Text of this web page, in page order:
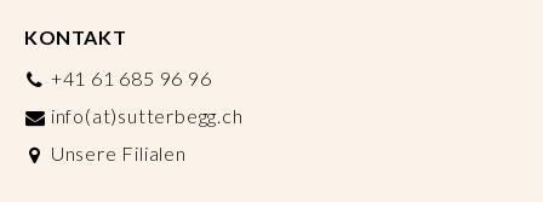
KONTAKT
+41 61 685 96 96
info(at)sutterbegg.ch
Unsere Filialen